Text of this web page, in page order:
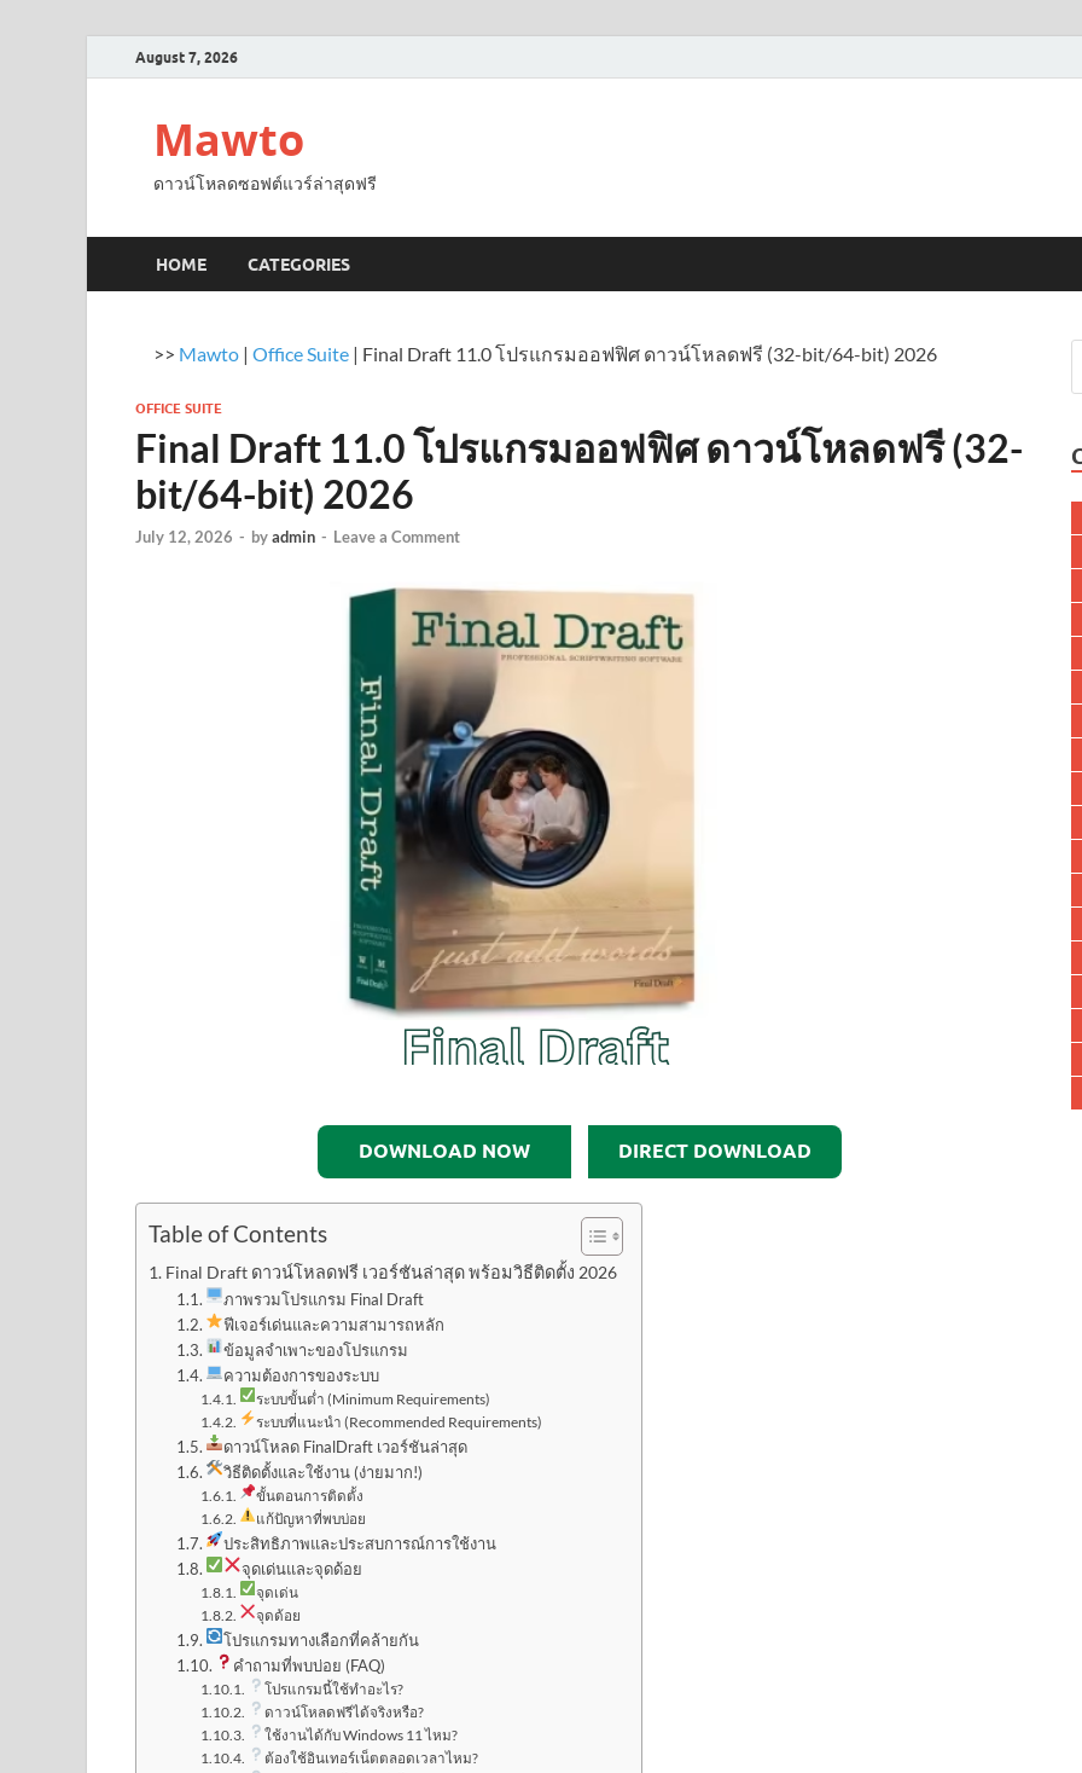
August 7, 2026
Mawto
ดาวน์โหลดซอฟต์แวร์ล่าสุดฟรี
HOME CATEGORIES
>> Mawto | Office Suite | Final Draft 11.0 โปรแกรมออฟฟิศ ดาวน์โหลดฟรี (32-bit/64-bit) 2026
OFFICE SUITE
Final Draft 11.0 โปรแกรมออฟฟิศ ดาวน์โหลดฟรี (32-
bit/64-bit) 2026
July 12, 2026 - byadmin - Leave a Comment
DOWNLOAD NOW DIRECT DOWNLOAD
Table of Contents
Final Draft ดาวน์โหลดฟรี เวอร์ชันล่าสุด พร้อมวิธีติดตั้ง 2026
ภาพรวมโปรแกรม Final Draft
ฟีเจอร์เด่นและความสามารถหลัก
ข้อมูลจำเพาะของโปรแกรม
ความต้องการของระบบ
ระบบขั้นต่ำ (Minimum Requirements)
ระบบที่แนะนำ (Recommended Requirements)
ดาวน์โหลด FinalDraft เวอร์ชันล่าสุด
วิธีติดตั้งและใช้งาน (ง่ายมาก!)
ขั้นตอนการติดตั้ง
แก้ปัญหาที่พบบ่อย
ประสิทธิภาพและประสบการณ์การใช้งาน
จุดเด่นและจุดด้อย
จุดเด่น
จุดด้อย
โปรแกรมทางเลือกที่คล้ายกัน
คำถามที่พบบ่อย (FAQ)
โปรแกรมนี้ใช้ทำอะไร?
ดาวน์โหลดฟรีได้จริงหรือ?
ใช้งานได้กับ Windows 11 ไหม?
ต้องใช้อินเทอร์เน็ตตลอดเวลาไหม?